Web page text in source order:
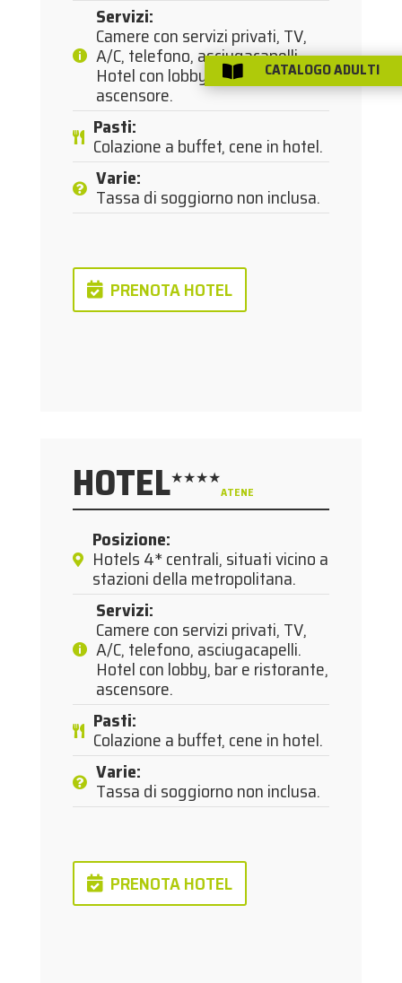
Servizi:
Camere con servizi privati, TV,
A/C, telefono, asciugacapelli.
Hotel con lobby, bar e ristorante,
ascensore.
Pasti:
Colazione a buffet, cene in hotel.
Varie:
Tassa di soggiorno non inclusa.
PRENOTA HOTEL
HOTEL★★★★
ATENE
Posizione:
Hotels 4* centrali, situati vicino a
stazioni della metropolitana.
Servizi:
Camere con servizi privati, TV,
A/C, telefono, asciugacapelli.
Hotel con lobby, bar e ristorante,
ascensore.
Pasti:
Colazione a buffet, cene in hotel.
Varie:
Tassa di soggiorno non inclusa.
PRENOTA HOTEL
 CATALOGO ADULTI